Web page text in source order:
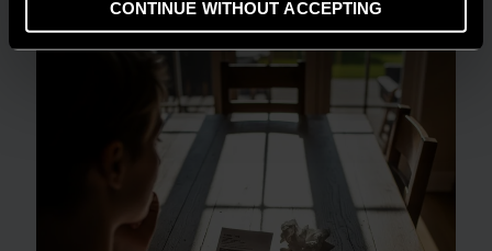
CONTINUE WITHOUT ACCEPTING